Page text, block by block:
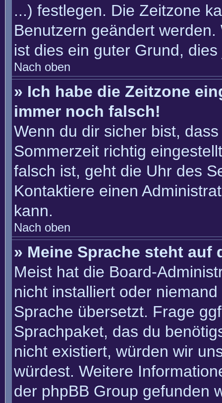
...) festlegen. Die Zeitzone
Benutzern geändert
ist dies ein guter Grund,
Nach oben
» Ich habe die Zeitzone
immer noch falsch!
Wenn du dir sicher bist,
Sommerzeit richtig
falsch ist, geht die Uhr des
Kontaktiere einen
kann.
Nach oben
» Meine Sprache steht
Meist hat die Board-
nicht installiert oder
Sprache übersetzt. Frage
Sprachpaket, das du
nicht existiert, würden wir
würdest. Weitere
der phpBB Group gefunden